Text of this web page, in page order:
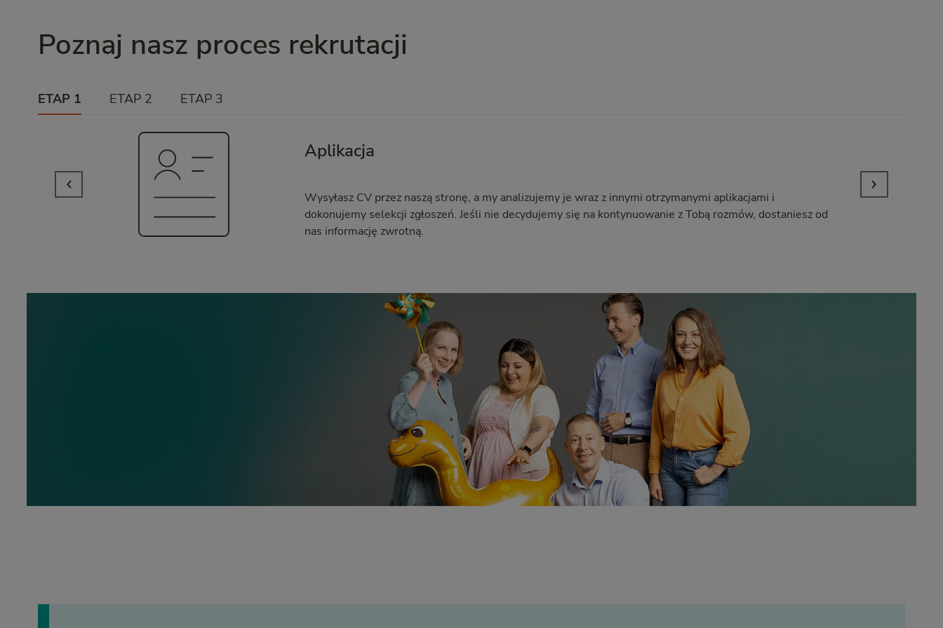
Poznaj nasz proces rekrutacji
ETAP 1 ETAP 2 ETAP 3
Aplikacja
Wysyłasz CV przez naszą stronę, a my analizujemy je wraz z innymi otrzymanymi aplikacjami i
dokonujemy selekcji zgłoszeń. Jeśli nie decydujemy się na kontynuowanie z Tobą rozmów, dostaniesz od
nas informację zwrotną.